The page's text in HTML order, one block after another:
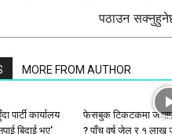
पठाउन
MORE FROM AUTHOR
पार्टी कार्यालय
बिदाई भए’
फेसबुक टिकटकमा जे पाए
? पाँच वर्ष जेल र १ लाख